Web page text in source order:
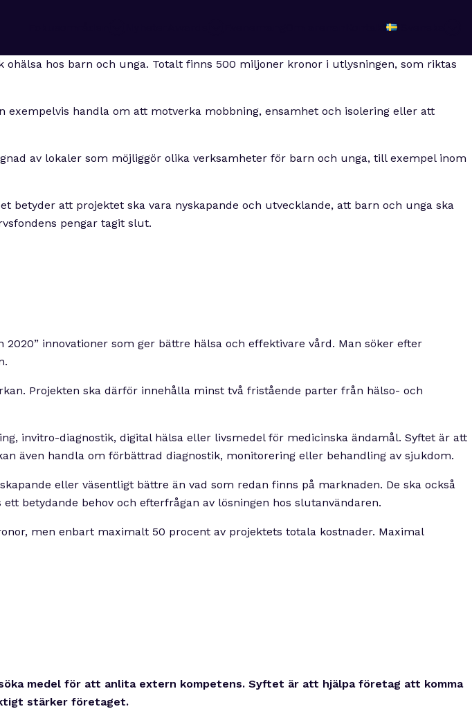
Kontakt
hos barn och unga. Totalt finns 500 miljoner kronor i utlysningen, som riktas
exempelvis handla om att motverka mobbning, ensamhet och isolering eller att
av lokaler som möjliggör olika verksamheter för barn och unga, till exempel inom
att projektet ska vara nyskapande och utvecklande, att barn och unga ska
pengar tagit slut.
innovationer som ger bättre hälsa och effektivare vård. Man söker efter
Projekten ska därför innehålla minst två fristående parter från hälso- och
invitro-diagnostik, digital hälsa eller livsmedel för medicinska ändamål. Syftet är att
även handla om förbättrad diagnostik, monitorering eller behandling av sjukdom.
eller väsentligt bättre än vad som redan finns på marknaden. De ska också
betydande behov och efterfrågan av lösningen hos slutanvändaren.
men enbart maximalt 50 procent av projektets totala kostnader. Maximal
medel för att anlita extern kompetens. Syftet är att hjälpa företag att komma
stärker företaget.